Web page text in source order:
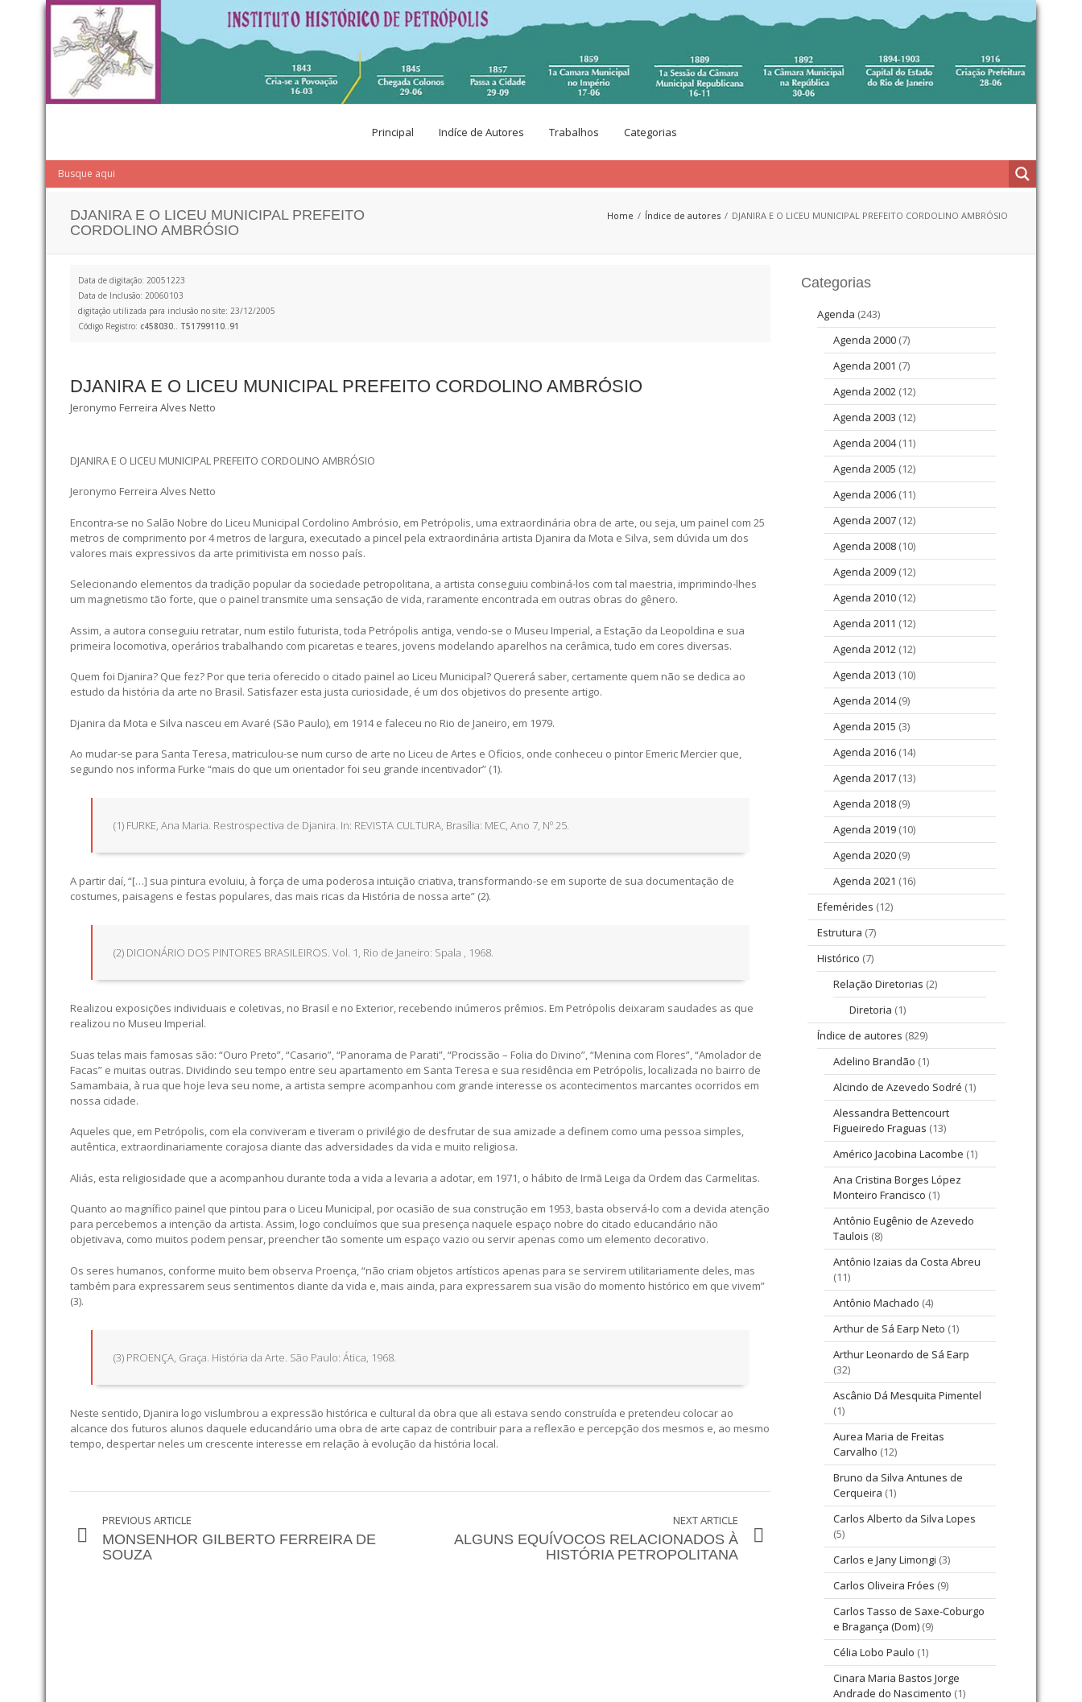
Principal Indíce de Autores Trabalhos Categorias
DJANIRA E O LICEU MUNICIPAL PREFEITO
CORDOLINO AMBRÓSIO
Home Índice de autores DJANIRA E O LICEU MUNICIPAL PREFEITO CORDOLINO AMBRÓSIO
Data de digitação: 20051223
Data de Inclusão: 20060103
digitação utilizada para inclusão no site: 23/12/2005
Código Registro: c458030.. T51799110..91
DJANIRA E O LICEU MUNICIPAL PREFEITO CORDOLINO AMBRÓSIO
Jeronymo Ferreira Alves Netto
DJANIRA E O LICEU MUNICIPAL PREFEITO CORDOLINO AMBRÓSIO
Jeronymo Ferreira Alves Netto
Encontra-se no Salão Nobre do Liceu Municipal Cordolino Ambrósio, em Petrópolis, uma extraordinária obra de arte, ou seja, um painel com 25
metros de comprimento por 4 metros de largura, executado a pincel pela extraordinária artista Djanira da Mota e Silva, sem dúvida um dos
valores mais expressivos da arte primitivista em nosso país.
Selecionando elementos da tradição popular da sociedade petropolitana, a artista conseguiu combiná-los com tal maestria, imprimindo-lhes
um magnetismo tão forte, que o painel transmite uma sensação de vida, raramente encontrada em outras obras do gênero.
Assim, a autora conseguiu retratar, num estilo futurista, toda Petrópolis antiga, vendo-se o Museu Imperial, a Estação da Leopoldina e sua
primeira locomotiva, operários trabalhando com picaretas e teares, jovens modelando aparelhos na cerâmica, tudo em cores diversas.
Quem foi Djanira? Que fez? Por que teria oferecido o citado painel ao Liceu Municipal? Quererá saber, certamente quem não se dedica ao
estudo da história da arte no Brasil. Satisfazer esta justa curiosidade, é um dos objetivos do presente artigo.
Djanira da Mota e Silva nasceu em Avaré (São Paulo), em 1914 e faleceu no Rio de Janeiro, em 1979.
Ao mudar-se para Santa Teresa, matriculou-se num curso de arte no Liceu de Artes e Ofícios, onde conheceu o pintor Emeric Mercier que,
segundo nos informa Furke “mais do que um orientador foi seu grande incentivador” (1).
(1) FURKE, Ana Maria. Restrospectiva de Djanira. In: REVISTA CULTURA, Brasília: MEC, Ano 7, Nº 25.
A partir daí, “[…] sua pintura evoluiu, à força de uma poderosa intuição criativa, transformando-se em suporte de sua documentação de
costumes, paisagens e festas populares, das mais ricas da História de nossa arte” (2).
(2) DICIONÁRIO DOS PINTORES BRASILEIROS. Vol. 1, Rio de Janeiro: Spala , 1968.
Realizou exposições individuais e coletivas, no Brasil e no Exterior, recebendo inúmeros prêmios. Em Petrópolis deixaram saudades as que
realizou no Museu Imperial.
Suas telas mais famosas são: “Ouro Preto”, “Casario”, “Panorama de Parati”, “Procissão – Folia do Divino”, “Menina com Flores”, “Amolador de
Facas” e muitas outras. Dividindo seu tempo entre seu apartamento em Santa Teresa e sua residência em Petrópolis, localizada no bairro de
Samambaia, à rua que hoje leva seu nome, a artista sempre acompanhou com grande interesse os acontecimentos marcantes ocorridos em
nossa cidade.
Aqueles que, em Petrópolis, com ela conviveram e tiveram o privilégio de desfrutar de sua amizade a definem como uma pessoa simples,
autêntica, extraordinariamente corajosa diante das adversidades da vida e muito religiosa.
Aliás, esta religiosidade que a acompanhou durante toda a vida a levaria a adotar, em 1971, o hábito de Irmã Leiga da Ordem das Carmelitas.
Quanto ao magnífico painel que pintou para o Liceu Municipal, por ocasião de sua construção em 1953, basta observá-lo com a devida atenção
para percebemos a intenção da artista. Assim, logo concluímos que sua presença naquele espaço nobre do citado educandário não
objetivava, como muitos podem pensar, preencher tão somente um espaço vazio ou servir apenas como um elemento decorativo.
Os seres humanos, conforme muito bem observa Proença, “não criam objetos artísticos apenas para se servirem utilitariamente deles, mas
também para expressarem seus sentimentos diante da vida e, mais ainda, para expressarem sua visão do momento histórico em que vivem”
(3).
(3) PROENÇA, Graça. História da Arte. São Paulo: Ática, 1968.
Neste sentido, Djanira logo vislumbrou a expressão histórica e cultural da obra que ali estava sendo construída e pretendeu colocar ao
alcance dos futuros alunos daquele educandário uma obra de arte capaz de contribuir para a reflexão e percepção dos mesmos e, ao mesmo
tempo, despertar neles um crescente interesse em relação à evolução da história local.
PREVIOUS ARTICLE
MONSENHOR GILBERTO FERREIRA DE
SOUZA
NEXT ARTICLE
ALGUNS EQUÍVOCOS RELACIONADOS À
HISTÓRIA PETROPOLITANA
Categorias
Agenda (243)
Agenda 2000 (7)
Agenda 2001 (7)
Agenda 2002 (12)
Agenda 2003 (12)
Agenda 2004(11)
Agenda 2005 (12)
Agenda 2006 (11)
Agenda 2007 (12)
Agenda 2008 (10)
Agenda 2009 (12)
Agenda 2010 (12)
Agenda 2011 (12)
Agenda 2012 (12)
Agenda 2013 (10)
Agenda 2014(9)
Agenda 2015 (3)
Agenda 2016 (14)
Agenda 2017 (13)
Agenda 2018 (9)
Agenda 2019 (10)
Agenda 2020 (9)
Agenda 2021 (16)
Efemérides (12)
Estrutura (7)
Histórico (7)
Relação Diretorias (2)
Diretoria (1)
Índice de autores (829)
Adelino Brandão (1)
Alcindo de Azevedo Sodré (1)
Alessandra Bettencourt
Figueiredo Fraguas (13)
Américo Jacobina Lacombe (1)
Ana Cristina Borges López
Monteiro Francisco (1)
Antônio Eugênio de Azevedo
Taulois (8)
Antônio Izaias da Costa Abreu
(11)
Antônio Machado (4)
Arthur de Sá Earp Neto (1)
Arthur Leonardo de Sá Earp
(32)
Ascânio Dá Mesquita Pimentel
(1)
Aurea Maria de Freitas
Carvalho (12)
Bruno da Silva Antunes de
Cerqueira (1)
Carlos Alberto da Silva Lopes
(5)
Carlos e Jany Limongi (3)
Carlos Oliveira Fróes (9)
Carlos Tasso de Saxe-Coburgo
e Bragança (Dom) (9)
Célia Lobo Paulo (1)
Cinara Maria Bastos Jorge
Andrade do Nascimento (1)